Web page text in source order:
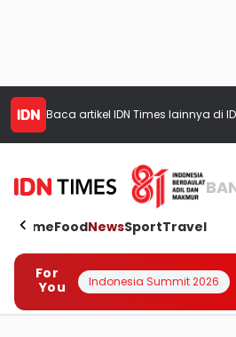
Baca artikel IDN Times lainnya di
HomeFoodNewsSportTravel
For
You
Indonesia Summit 2026